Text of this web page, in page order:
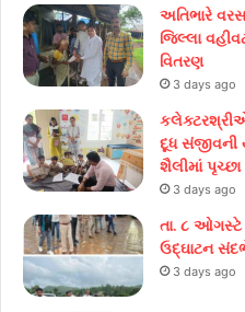
અતિભારે
જિલ્લા
વિતરણ
3 days ago
દૂધ
શૈલીમાં પૃચ્છા
3 days ago
તા. ૮ ઓગસ્ટે
ઉદ્ઘાટન
3 days ago